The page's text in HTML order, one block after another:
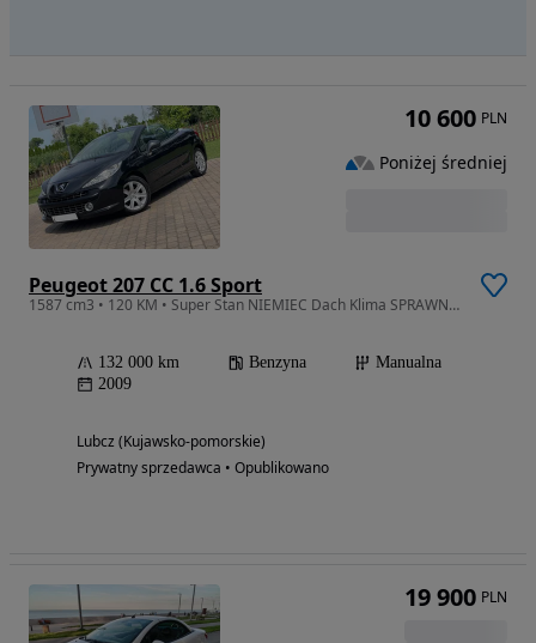
Peugeot 207 CC 1.6 Sport
1587 cm3 • 120 KM • Super Stan NIEMIEC Dach Klima SPRAWNE Alufelgi 16
132 000 km Benzyna
Manualna
2009
Lubcz (Kujawsko-pomorskie)
Prywatny sprzedawca • Opublikowano
10 600 PLN
Poniżej średniej
19 900 PLN